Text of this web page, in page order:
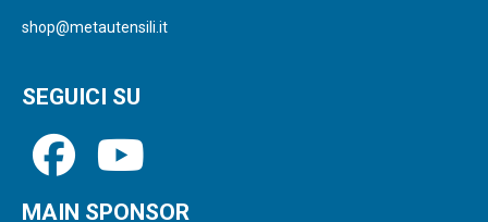
shop@metautensili.it
SEGUICI SU
MAIN SPONSOR